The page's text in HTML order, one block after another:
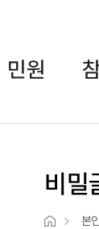
민원
비밀
본